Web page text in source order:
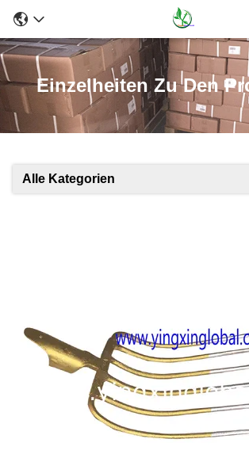
Einzelheiten Zu Den
Alle Kategorien